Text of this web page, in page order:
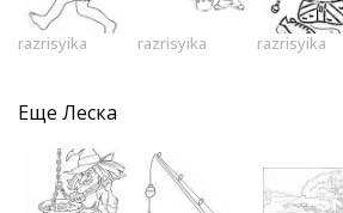
razrisyika razrisyika razrisyika
Еще Леска